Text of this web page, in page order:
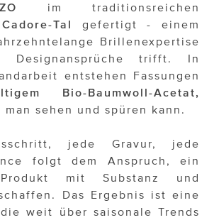
im traditionsreichen
Tal
gefertigt - einem
Brillenexpertise
Designansprüche trifft. In
entstehen Fassungen
Bio-Baumwoll-Acetat,
sehen und spüren kann.
jede Gravur, jede
folgt dem Anspruch, ein
mit Substanz und
Das Ergebnis ist eine
weit über saisonale Trends